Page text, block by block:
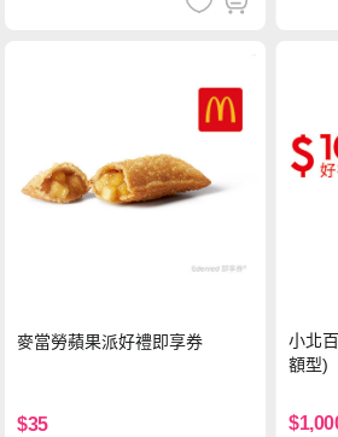
麥當勞蘋果派好禮即享券
$35
小北
額型)